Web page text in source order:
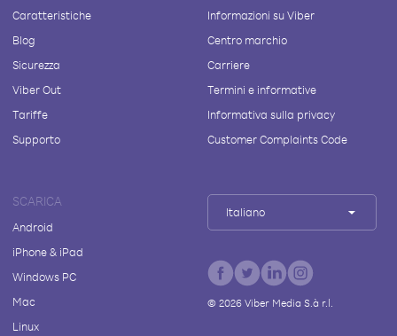
Caratteristiche
Blog
Sicurezza
Viber Out
Tariffe
Supporto
Informazioni su Viber
Centro marchio
Carriere
Termini e informative
Informativa sulla privacy
Customer Complaints Code
SCARICA
Android
iPhone & iPad
Windows PC
Mac
Linux
Italiano
© 2026Viber Media S.à r.l.